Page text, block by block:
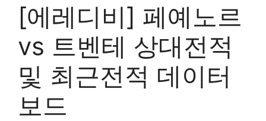
[에레디비] 페예노르
vs 트벤테 상대전적
및 최근전적 데이터
보드